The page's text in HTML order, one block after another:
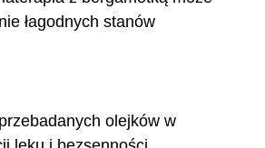
łagodnych stanów
olejków w